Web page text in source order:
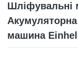
Шліфувальні
машина